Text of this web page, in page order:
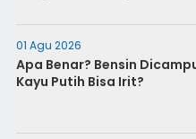
01 Agu 2026
Apa Benar? Bensin
Kayu Putih Bisa Irit?